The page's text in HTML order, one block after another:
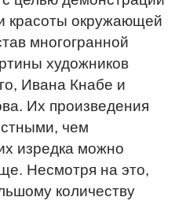
красоты окружающей
многогранной
художников
Ивана Кнабе и
Их произведения
чем
изредка можно
Несмотря на это,
количеству